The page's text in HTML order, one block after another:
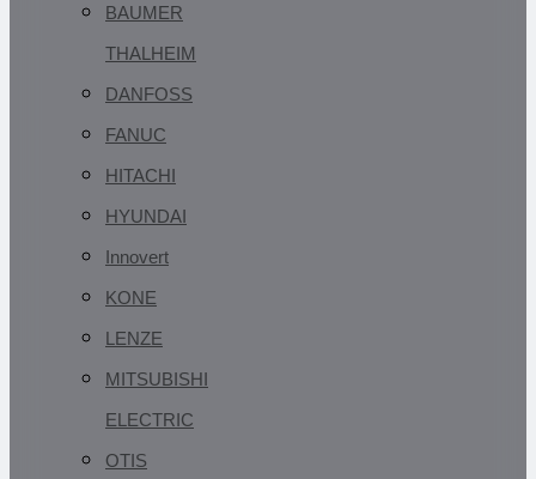
BAUMER
THALHEIM
DANFOSS
FANUC
HITACHI
HYUNDAI
Innovert
KONE
LENZE
MITSUBISHI
ELECTRIC
OTIS